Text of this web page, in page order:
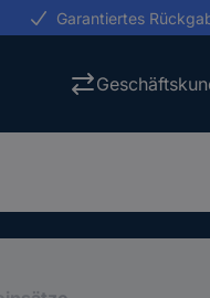
Garantiertes